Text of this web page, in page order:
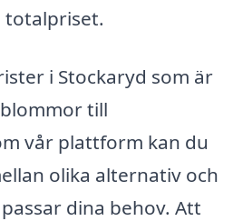
totalpriset.
i Stockaryd som är
till
vår plattform kan du
olika alternativ och
dina behov. Att